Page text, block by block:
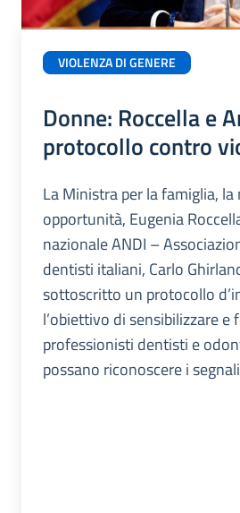
VIOLENZA DI GENERE
Donne: Roccella e
protocollo contro
La Ministra per la famiglia, la
opportunità, Eugenia
nazionale ANDI –
dentisti italiani, Carlo
sottoscritto un protocollo
l’obiettivo di sensibilizzare e
professionisti dentisti e
possano riconoscere i